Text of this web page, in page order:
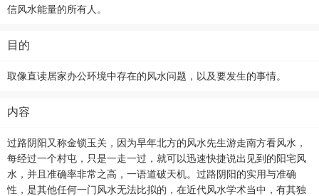
信风水能量的所有人。
目的
取像直读居家办公环境中存在的风水问题，以及要发生的事情。
内容
过路阴阳又称金锁玉关，因为早年北方的风水先生游走南方看风水，
每经过一个村屯，只是一走一过，就可以迅速快捷说出见到的阳宅风
水，并且准确率非常之高，一语道破天机。过路阴阳的实用与准确
性，是其他任何一门风水无法比拟的，在近代风水学术当中，有其独